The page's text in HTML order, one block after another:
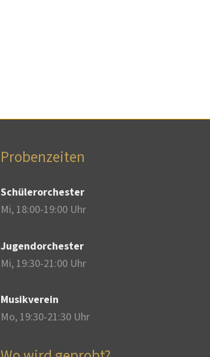
Probenzeiten
Schülerorchester
Mi, 18:00-19:00 Uhr
Jugendorchester
Mi, 19:30-21:00 Uhr
Musikverein
Mo, 19:30-21:30 Uhr